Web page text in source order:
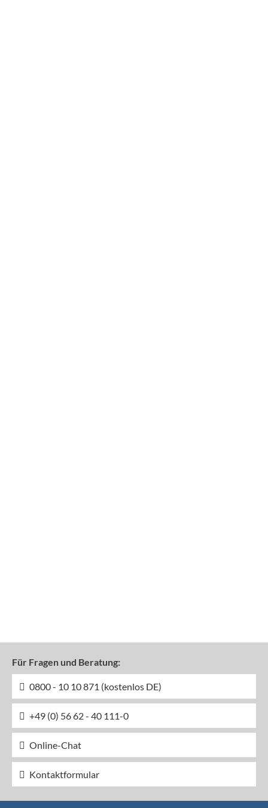
Für Fragen und Beratung:
0800 - 10 10 871 (kostenlos DE)
+49 (0) 56 62 - 40 111-0
Online-Chat
Kontaktformular